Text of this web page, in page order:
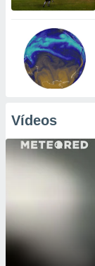
Vídeos